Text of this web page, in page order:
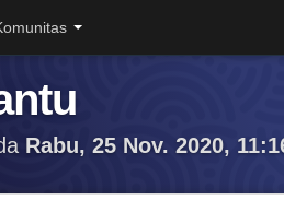
Rabu, 25 Nov. 2020,